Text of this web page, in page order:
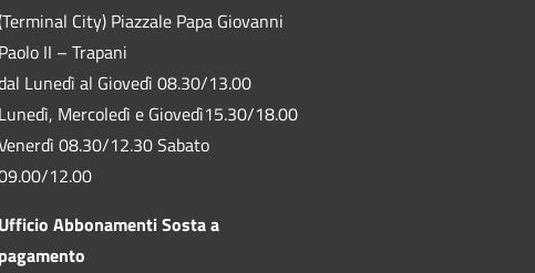
City) Piazzale Papa Giovanni
Paolo II – Trapani
Lunedì al Giovedì 08.30/13.00
Lunedì, Mercoledì e Giovedì15.30/18.00
08.30/12.30 Sabato
12.00
Ufficio Abbonamenti Sosta a
pagamento